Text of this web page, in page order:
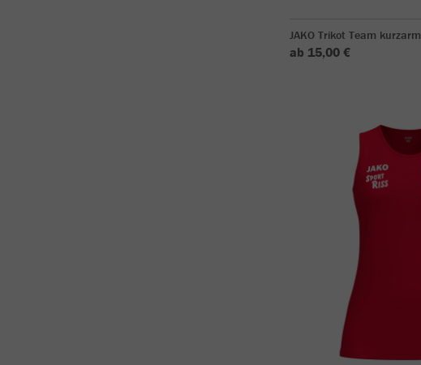
JAKO Trikot Team kurzarm
ab 15,00 €